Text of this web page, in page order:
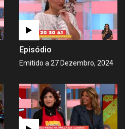
Episódio
Emitido a 27 Dezembro, 2024